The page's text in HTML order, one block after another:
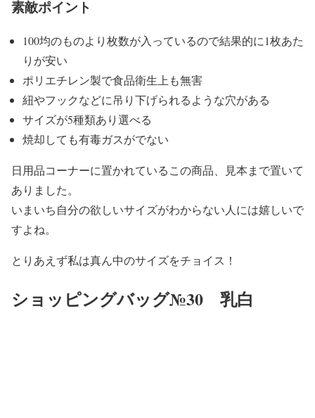
素敵ポイント
100均のものより枚数が入っているので結果的に1枚あた
りが安い
ポリエチレン製で食品衛生上も無害
紐やフックなどに吊り下げられるような穴がある
サイズが5種類あり選べる
焼却しても有毒ガスがでない
日用品コーナーに置かれているこの商品、見本まで置いて
ありました。
いまいち自分の欲しいサイズがわからない人には嬉しいで
すよね。
とりあえず私は真ん中のサイズをチョイス！
ショッピングバッグ№30 乳白